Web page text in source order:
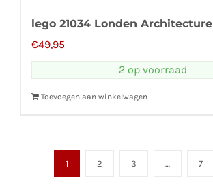
lego 21034 Londen Architecture
€49,95
2 op voorraad
Toevoegen aan winkelwagen
1 2 3 … 7